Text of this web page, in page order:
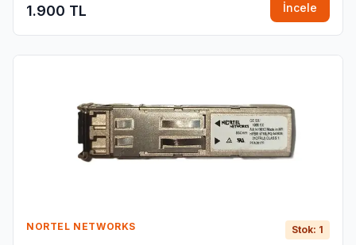
1.900 TL İncele
NORTEL NETWORKS Stok: 1